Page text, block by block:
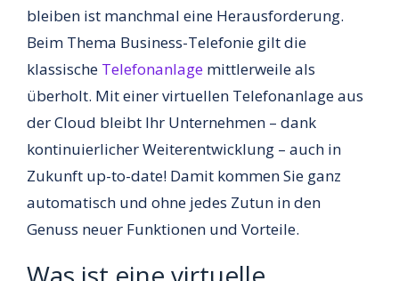
bleiben ist manchmal eine Herausforderung.
Beim Thema Business-Telefonie gilt die
klassische Telefonanlage mittlerweile als
überholt. Mit einer virtuellen Telefonanlage aus
der Cloud bleibt Ihr Unternehmen – dank
kontinuierlicher Weiterentwicklung – auch in
Zukunft up-to-date! Damit kommen Sie ganz
automatisch und ohne jedes Zutun in den
Genuss neuer Funktionen und Vorteile.